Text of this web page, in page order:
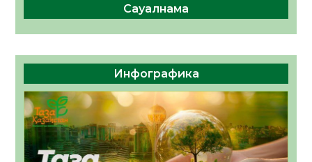
Сауалнама
Инфографика